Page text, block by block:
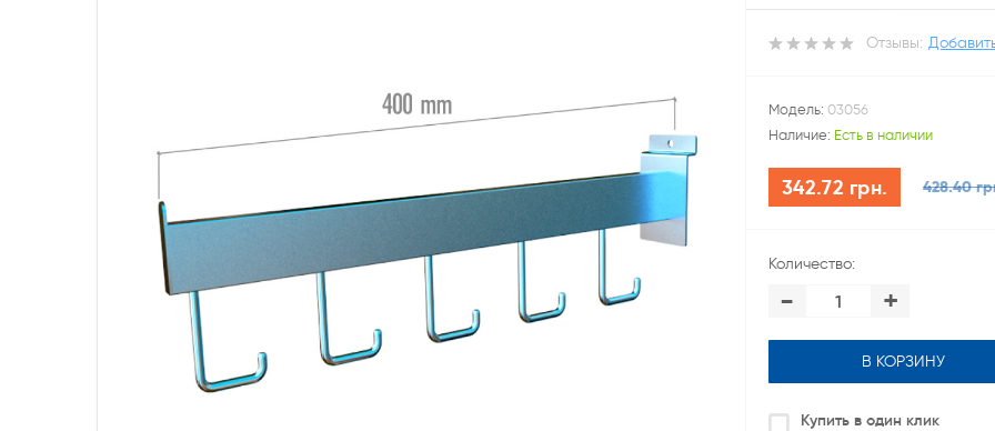
Отзывы:
Модель: 03056
Наличие: Есть в наличии
342.72 грн. 428.40
Количество:
- +
В КОРЗИНУ
Купить в один клик